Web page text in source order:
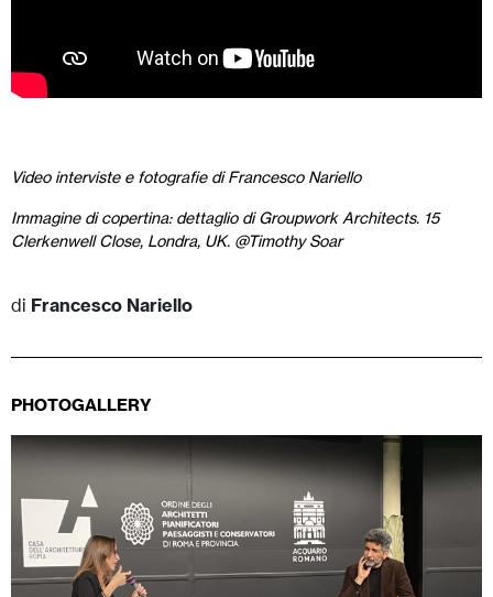
Video interviste e fotografie di Francesco Nariello
Immagine di copertina: dettaglio di Groupwork Architects. 15
Clerkenwell Close, Londra, UK. @Timothy Soar
di Francesco Nariello
PHOTOGALLERY